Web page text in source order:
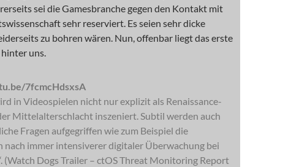
sei die Gamesbranche gegen den Kontakt mit
sehr reserviert. Es seien sehr dicke
zu bohren wären. Nun, offenbar liegt das erste
uns.
7fcmcHdsxsA
in Videospielen nicht nur explizit als Renaissance-
Mittelalterschlacht inszeniert. Subtil werden auch
Fragen aufgegriffen wie zum Beispiel die
nach immer intensiverer digitaler Überwachung bei
(Watch Dogs Trailer – ctOS Threat Monitoring Report